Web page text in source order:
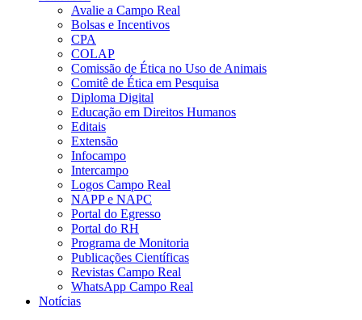
Avalie a Campo Real
Bolsas e Incentivos
CPA
COLAP
Comissão de Ética no Uso de Animais
Comitê de Ética em Pesquisa
Diploma Digital
Educação em Direitos Humanos
Editais
Extensão
Infocampo
Intercampo
Logos Campo Real
NAPP e NAPC
Portal do Egresso
Portal do RH
Programa de Monitoria
Publicações Científicas
Revistas Campo Real
WhatsApp Campo Real
Notícias